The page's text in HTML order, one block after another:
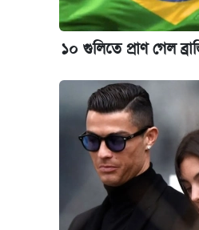
১০ গুলিতে প্রাণ গেল